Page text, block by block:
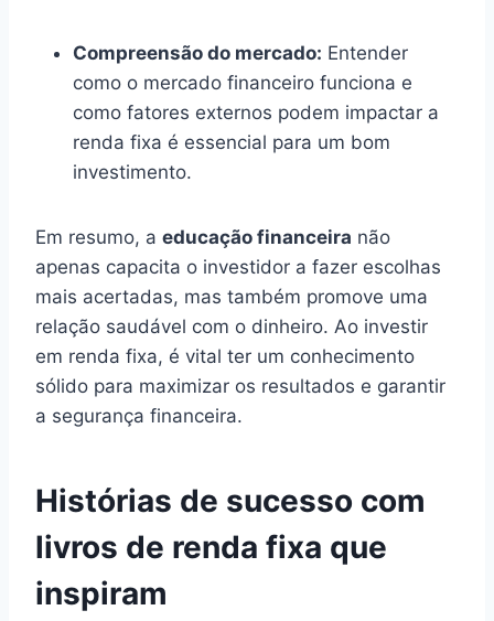
Compreensão do mercado: Entender
como o mercado financeiro funciona e
como fatores externos podem impactar a
renda fixa é essencial para um bom
investimento.
Em resumo, a educação financeira não
apenas capacita o investidor a fazer escolhas
mais acertadas, mas também promove uma
relação saudável com o dinheiro. Ao investir
em renda fixa, é vital ter um conhecimento
sólido para maximizar os resultados e garantir
a segurança financeira.
Histórias de sucesso com
livros de renda fixa que
inspiram